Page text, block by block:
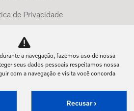
de Privacidade
enxergar o outro salva vidas.
a navegação, fazemos uso de nossa
seus dados pessoais respeitamos nossa
com a navegação e visita você concorda
Recusar